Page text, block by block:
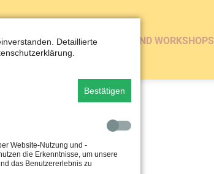
BÜCHER VORTRÄGE UND WORKSHOPS
Detaillierte
Bestätigen
Website-Nutzung und -
die Erkenntnisse, um unsere
das Benutzererlebnis zu